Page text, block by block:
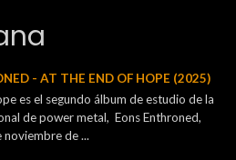
- AT THE END OF HOPE (2025)
es el segundo álbum de estudio de la
de power metal, Eons Enthroned,
de ...